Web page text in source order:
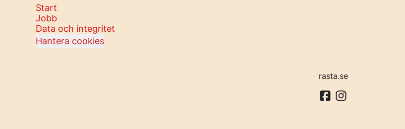
Start
Jobb
Data och integritet
Hantera cookies
rasta.se